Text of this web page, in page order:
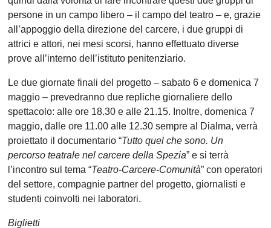
persone in un campo libero – il campo del teatro – e, grazie
all’appoggio della direzione del carcere, i due gruppi di
attrici e attori, nei mesi scorsi, hanno effettuato diverse
prove all’interno dell’istituto penitenziario.
Le due giornate finali del progetto – sabato 6 e domenica 7
maggio – prevedranno due repliche giornaliere dello
spettacolo: alle ore 18.30 e alle 21.15. Inoltre, domenica 7
maggio, dalle ore 11.00 alle 12.30 sempre al Dialma, verrà
proiettato il documentario “Tutto quel che sono. Un
percorso teatrale nel carcere della Spezia” e si terrà
l’incontro sul tema “Teatro-Carcere-Comunità” con operatori
del settore, compagnie partner del progetto, giornalisti e
studenti coinvolti nei laboratori.
Biglietti